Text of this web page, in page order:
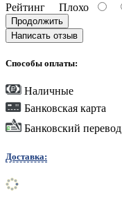
Рейтинг Плохо
Продолжить
Написать отзыв
Способы оплаты:
Наличные
Банковская карта
Банковский перевод
Доставка: